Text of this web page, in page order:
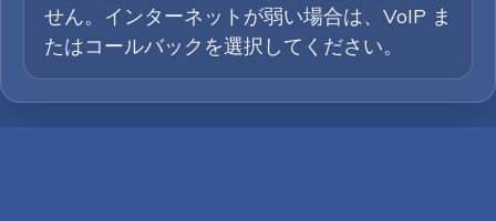
せん。インターネットが弱い場合は、VoIP ま
たはコールバックを選択してください。